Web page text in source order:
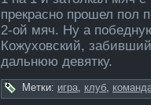
прекрасно прошел пол
2-ой мяч. Ну а
Кожуховский,
да­льнюю девятку.
Метки: игра, клуб,